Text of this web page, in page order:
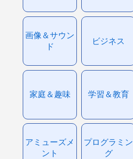
画像＆サウン
ド
ビジネス
家庭＆趣味 学習＆教育
アミューズメ
ント
プログラミン
グ